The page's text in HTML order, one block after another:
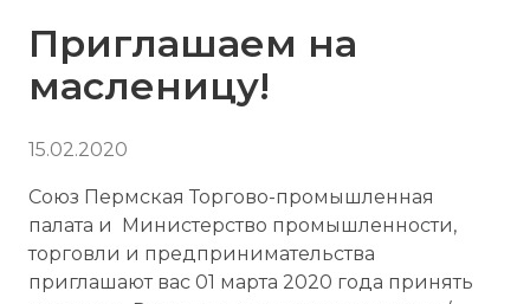
Приглашаем на
масленицу!
15.02.2020
Союз Пермская Торгово-промышленная
палата и Министерство промышленности,
торговли и предпринимательства
приглашают вас 01 марта 2020 года принять